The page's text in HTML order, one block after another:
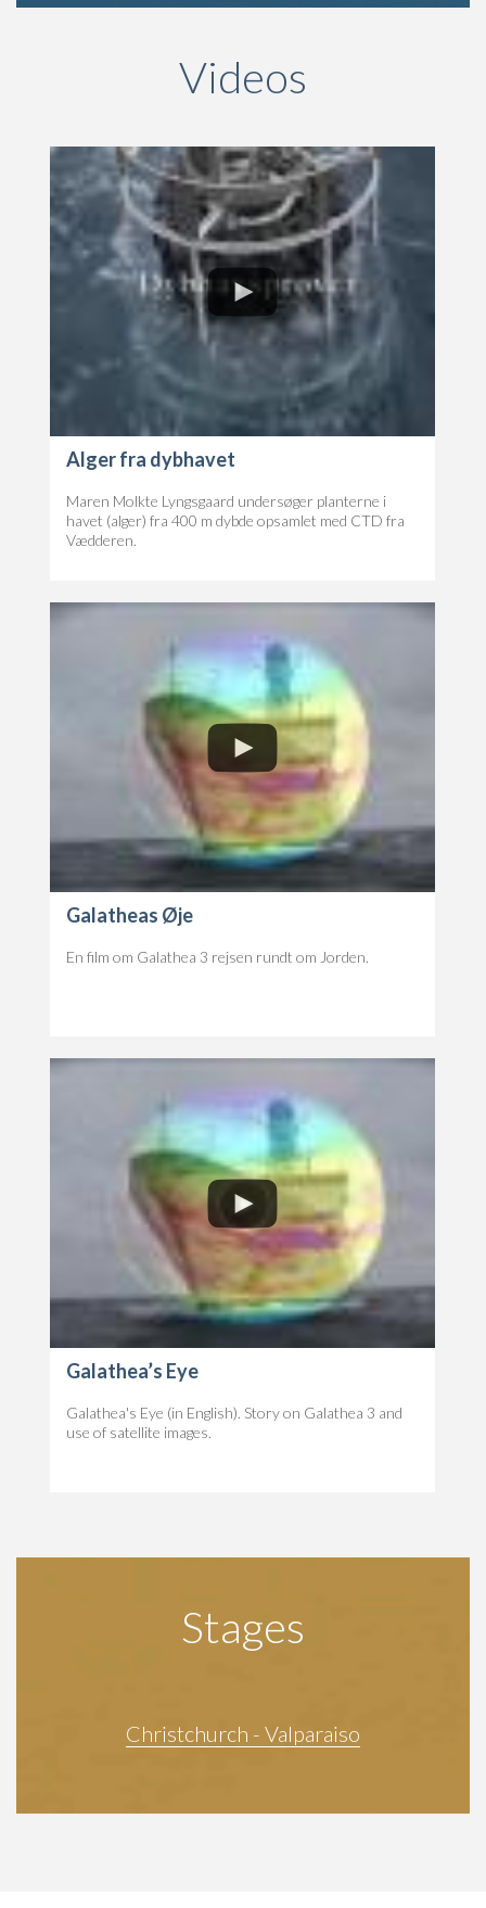
Videos
Alger fra dybhavet
Maren Molkte Lyngsgaard undersøger planterne i
havet (alger) fra 400 m dybde opsamlet med CTD fra
Vædderen.
Galatheas Øje
En film om Galathea 3 rejsen rundt om Jorden.
Galathea’s Eye
Galathea's Eye (in English). Story on Galathea 3 and
use of satellite images.
Stages
Christchurch - Valparaiso